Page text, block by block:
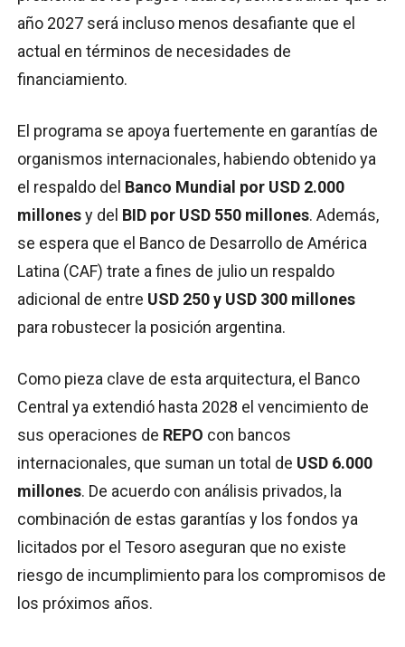
año 2027 será incluso menos desafiante que el
actual en términos de necesidades de
financiamiento.
El programa se apoya fuertemente en garantías de
organismos internacionales, habiendo obtenido ya
el respaldo del Banco Mundial por USD 2.000
millonesy del BID por USD 550 millones. Además,
se espera que el Banco de Desarrollo de América
Latina (CAF) trate a fines de julio un respaldo
adicional de entre USD 250 y USD 300 millones
para robustecer la posición argentina.
Como pieza clave de esta arquitectura, el Banco
Central ya extendió hasta 2028 el vencimiento de
sus operaciones de REPO con bancos
internacionales, que suman un total de USD 6.000
millones. De acuerdo con análisis privados, la
combinación de estas garantías y los fondos ya
licitados por el Tesoro aseguran que no existe
riesgo de incumplimiento para los compromisos de
los próximos años.